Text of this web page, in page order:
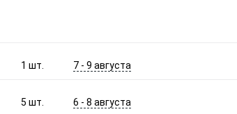
1шт. 7 - 9 августа
5шт. 6 - 8 августа